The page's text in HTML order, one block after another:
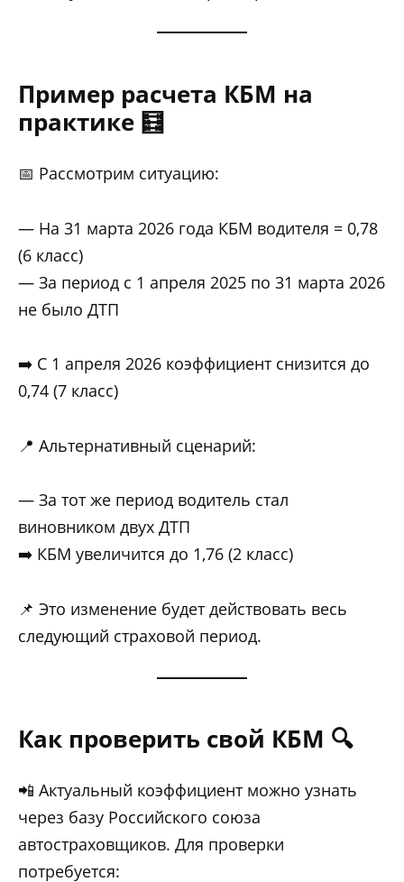
Пример расчета КБМ на
практике 🧮
📅 Рассмотрим ситуацию:
— На 31 марта 2026 года КБМ водителя = 0,78
(6 класс)
— За период с 1 апреля 2025 по 31 марта 2026
не было ДТП
➡️ С 1 апреля 2026 коэффициент снизится до
0,74 (7 класс)
📍 Альтернативный сценарий:
— За тот же период водитель стал
виновником двух ДТП
➡️ КБМ увеличится до 1,76 (2 класс)
📌 Это изменение будет действовать весь
следующий страховой период.
Как проверить свой КБМ 🔍
📲 Актуальный коэффициент можно узнать
через базу Российского союза
автостраховщиков. Для проверки
потребуется: